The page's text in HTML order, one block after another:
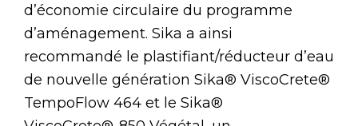
d’économie circulaire du programme
d’aménagement. Sika a ainsi
recommandé le plastifiant/réducteur d’eau
de nouvelle génération Sika® ViscoCrete®
TempoFlow 464 et le Sika®